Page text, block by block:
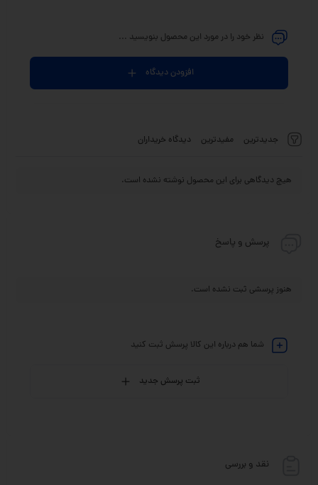
جدیدترین مفیدترین دیدگاه خریداران
هیچ دیدگاهی برای این محصول نوشته نشده است.
نظر خود را در مورد این محصول بنویسید ...
افزودن دیدگاه
پرسش و پاسخ
هنوز پرسشی ثبت نشده است.
شما هم درباره این کالا پرسش ثبت کنید
ثبت پرسش جدید
نقد و بررسی